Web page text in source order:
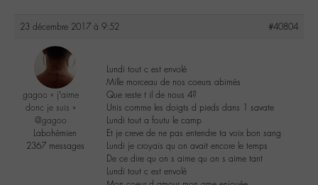
23 décembre 2017 à 9:52 #40804
gagoo « j’aime
donc je suis »
@gagoo
Labohémien
2367 messages
Lundi tout c est envolé
Mille morceau de nos coeurs abimés
Que reste t il de nous 4?
Unis comme les doigts d pieds dans 1 savate
Lundi tout a foutu le camp
Et je creve de ne pas entendre ta voix bon sang
Lundi je croyais qu on avait encore le temps
De ce dire qu on s aime qu on s aime tant
Lundi tout c est envolé